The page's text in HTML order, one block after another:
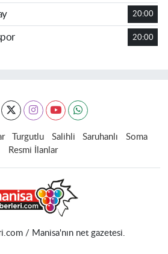
20:00
20:00
Turgutlu Salihli Saruhanlı
Soma
Resmi İlanlar
/ Manisa'nın net gazetesi.